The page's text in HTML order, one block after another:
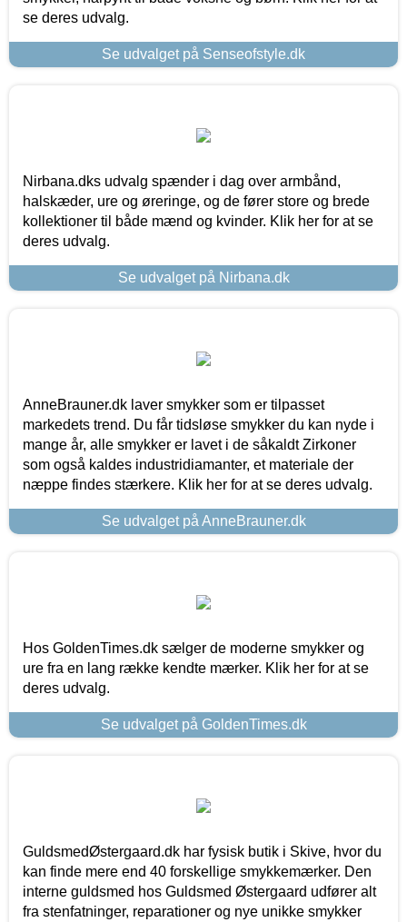
se deres udvalg.
Se udvalget på Senseofstyle.dk
Nirbana.dks udvalg spænder i dag over armbånd,
halskæder, ure og øreringe, og de fører store og brede
kollektioner til både mænd og kvinder. Klik her for at se
deres udvalg.
Se udvalget på Nirbana.dk
AnneBrauner.dk laver smykker som er tilpasset
markedets trend. Du får tidsløse smykker du kan nyde i
mange år, alle smykker er lavet i de såkaldt Zirkoner
som også kaldes industridiamanter, et materiale der
næppe findes stærkere. Klik her for at se deres udvalg.
Se udvalget på AnneBrauner.dk
Hos GoldenTimes.dk sælger de moderne smykker og
ure fra en lang række kendte mærker. Klik her for at se
deres udvalg.
Se udvalget på GoldenTimes.dk
GuldsmedØstergaard.dk har fysisk butik i Skive, hvor du
kan finde mere end 40 forskellige smykkemærker. Den
interne guldsmed hos Guldsmed Østergaard udfører alt
fra stenfatninger, reparationer og nye unikke smykker